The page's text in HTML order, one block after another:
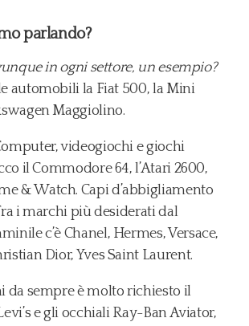
parlando?
in ogni settore, un esempio?
automobili la Fiat 500, la Mini
Maggiolino.
videogiochi e giochi
il Commodore 64, l’Atari 2600,
& Watch. Capi d’abbigliamento
i marchi più desiderati dal
c’è Chanel, Hermes, Versace,
Dior, Yves Saint Laurent.
da sempre è molto richiesto il
e gli occhiali Ray-Ban Aviator,